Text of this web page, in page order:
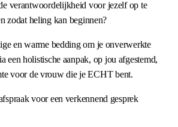
verantwoordelijkheid voor jezelf op te
zodat heling kan beginnen?
en warme bedding om je onverwerkte
een holistische aanpak, op jou afgestemd,
voor de vrouw die je ECHT bent.
voor een verkennend gesprek